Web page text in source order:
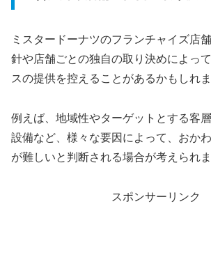
ミスタードーナツのフランチャイズ店
針や店舗ごとの独自の取り決めによっ
スの提供を控えることがあるかもしれま
例えば、地域性やターゲットとする客
設備など、様々な要因によって、おか
が難しいと判断される場合が考えられま
スポンサーリンク